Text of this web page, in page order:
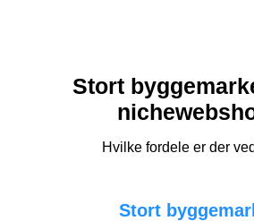
Stort
Hvilke fordele er der
Stort